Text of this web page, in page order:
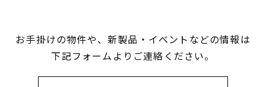
お手掛けの物件や、新製品・イベントなどの情報は
下記フォームよりご連絡ください。